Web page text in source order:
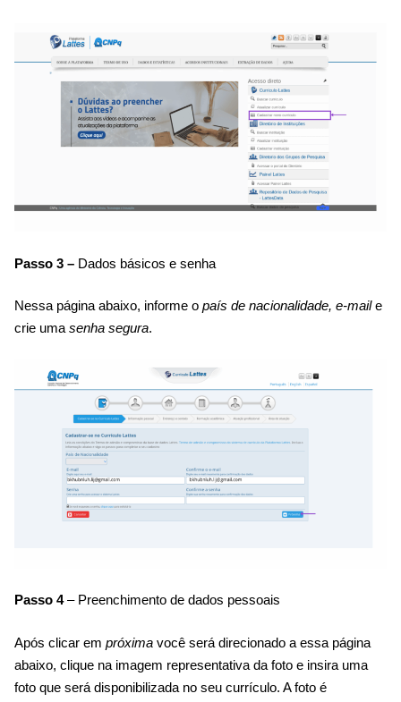
Passo 3 – Dados básicos e senha
Nessa página abaixo, informe o país de nacionalidade, e-maile
crie umasenha segura.
Passo 4– Preenchimento de dados pessoais
Após clicar em próxima você será direcionado a essa página
abaixo, clique na imagem representativa da foto e insira uma
foto que será disponibilizada no seu currículo. A foto é